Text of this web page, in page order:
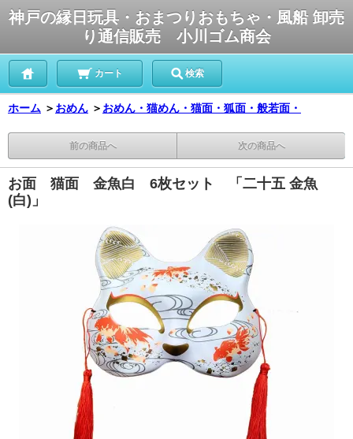
神戸の縁日玩具・おまつりおもちゃ・風船 卸売
り通信販売 小川ゴム商会
カート 検索
ホーム ＞ おめん ＞ おめん・猫めん・猫面・狐面・般若面・
前の商品へ 次の商品へ
お面 猫面 金魚白 6枚セット 「二十五 金魚
(白)」